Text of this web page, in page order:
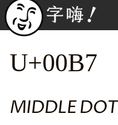
U+00B7
MIDDLE DOT